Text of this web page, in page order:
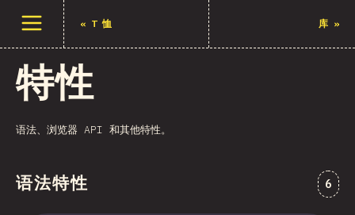
打开菜单 « T 恤 库 »
特性
语法、浏览器 API 和其他特性。
语法特性 对“
6